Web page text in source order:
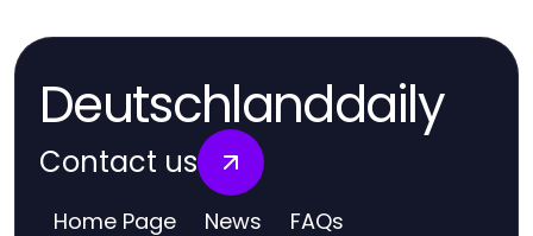
Deutschlanddaily
Contact us
Home Page News FAQs